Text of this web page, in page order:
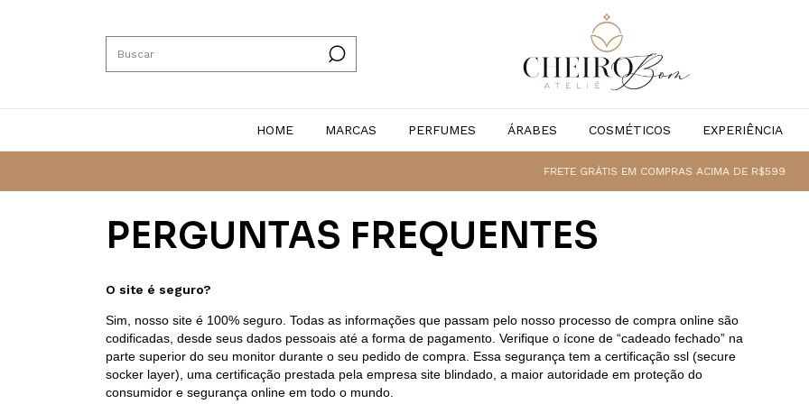
HOME MARCAS PERFUMES ÁRABES COSMÉTICOS EXPERIÊNCIA
FRETE GRÁTIS EM COMPRAS ACIMA DE R$599
PERGUNTAS FREQUENTES
O site é seguro?
Sim, nosso site é 100% seguro. Todas as informações que passam pelo nosso processo de compra online são
codificadas, desde seus dados pessoais até a forma de pagamento. Verifique o ícone de “cadeado fechado” na
parte superior do seu monitor durante o seu pedido de compra. Essa segurança tem a certificação ssl (secure
socker layer), uma certificação prestada pela empresa site blindado, a maior autoridade em proteção do
consumidor e segurança online em todo o mundo.